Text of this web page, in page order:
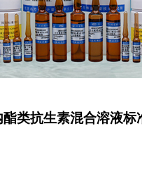
类抗生素混合溶液标